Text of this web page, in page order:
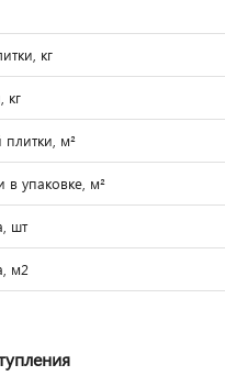
кг
кг
м²
в упаковке, м²
шт
м2